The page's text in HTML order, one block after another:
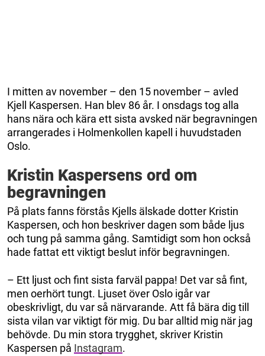
I mitten av november – den 15 november – avled
Kjell Kaspersen. Han blev 86 år. I onsdags tog alla
hans nära och kära ett sista avsked när begravningen
arrangerades i Holmenkollen kapell i huvudstaden
Oslo.
Kristin Kaspersens ord om
begravningen
På plats fanns förstås Kjells älskade dotter Kristin
Kaspersen, och hon beskriver dagen som både ljus
och tung på samma gång. Samtidigt som hon också
hade fattat ett viktigt beslut inför begravningen.
– Ett ljust och fint sista farväl pappa! Det var så fint,
men oerhört tungt. Ljuset över Oslo igår var
obeskrivligt, du var så närvarande. Att få bära dig till
sista vilan var viktigt för mig. Du bar alltid mig när jag
behövde. Du min stora trygghet, skriver Kristin
Kaspersen på Instagram.